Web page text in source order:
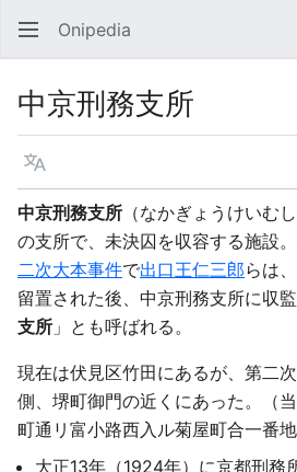
Onipedia
中京刑務支所
言語
中京刑務支所 （なかぎょうけいむ
の支所で、未決囚を収容する施設
二次大本事件で出口王仁三郎らは
留置された後、中京刑務支所に収
支所 」とも呼ばれる。
現在は伏見区竹田にあるが、第二
側、堺町御門の近くにあった。（
町通リ富小路西入ル菊屋町合一番地
大正13年（1924年）に京都刑務